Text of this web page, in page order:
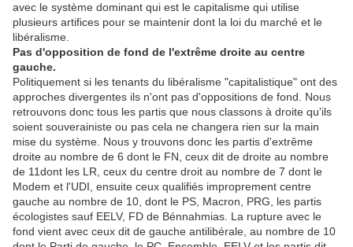
avec le système dominant qui est le capitalisme qui utilise
plusieurs artifices pour se maintenir dont la loi du marché et le
libéralisme.
Pas d'opposition de fond de l'extrême droite au centre
gauche.
Politiquement si les tenants du libéralisme "capitalistique" ont des
approches divergentes ils n'ont pas d'oppositions de fond. Nous
retrouvons donc tous les partis que nous classons à droite qu'ils
soient souverainiste ou pas cela ne changera rien sur la main
mise du système. Nous y trouvons donc les partis d'extrême
droite au nombre de 6 dont le FN, ceux dit de droite au nombre
de 11dont les LR, ceux du centre droit au nombre de 7 dont le
Modem et l'UDI, ensuite ceux qualifiés improprement centre
gauche au nombre de 10, dont le PS, Macron, PRG, les partis
écologistes sauf EELV, FD de Bénnahmias. La rupture avec le
fond vient avec ceux dit de gauche antilibérale, au nombre de 10